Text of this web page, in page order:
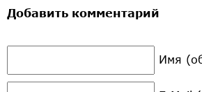
Добавить комментарий
Имя